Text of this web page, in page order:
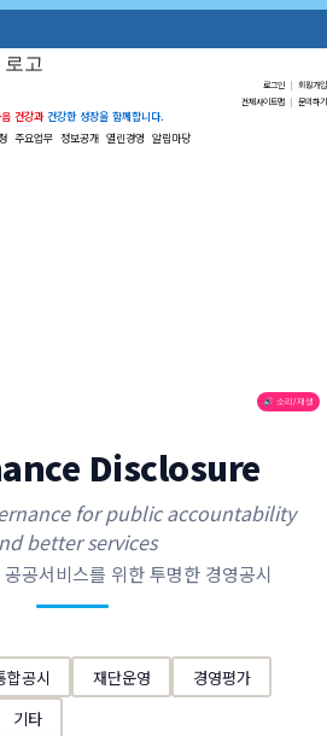
로그인 | 회원가입
전체사이트맵 | 문의하기
건강과 건강한 성장을 함께합니다.
주요업무 정보공개 열린경영 알림마당
🔊 소리/재생
Disclosure
for public accountability
better services
공서비스를 위한 투명한 경영공시
합공시 재단운영
경영평가
기타